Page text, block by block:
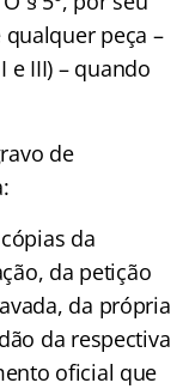
peça –
e III) – quando
de
da
da petição
da própria
da respectiva
oficial que